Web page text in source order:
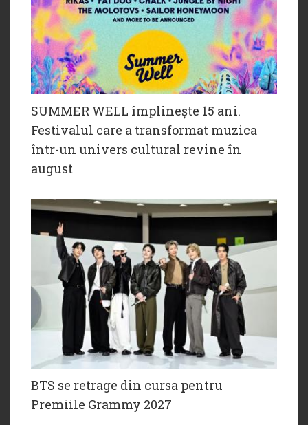
SUMMER WELL împlinește 15 ani.
Festivalul care a transformat muzica
într-un univers cultural revine în
august
BTS se retrage din cursa pentru
Premiile Grammy 2027